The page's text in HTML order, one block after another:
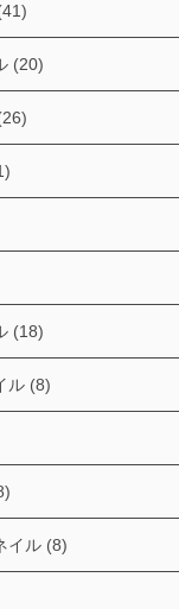
(20)
(18)
ル (8)
イル (8)